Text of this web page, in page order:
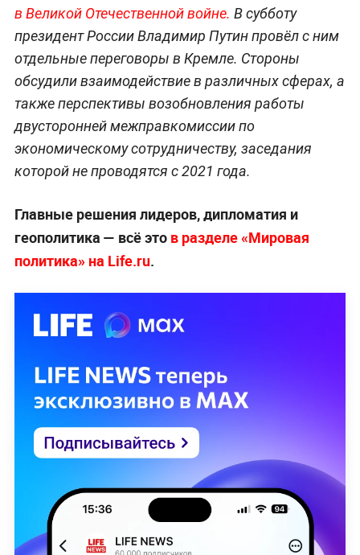
в Великой Отечественной войне. В субботу
президент России Владимир Путин провёл с ним
отдельные переговоры в Кремле. Стороны
обсудили взаимодействие в различных сферах, а
также перспективы возобновления работы
двусторонней межправкомиссии по
экономическому сотрудничеству, заседания
которой не проводятся с 2021 года.
Главные решения лидеров, дипломатия и
геополитика — всё это в разделе «Мировая
политика» на Life.ru.